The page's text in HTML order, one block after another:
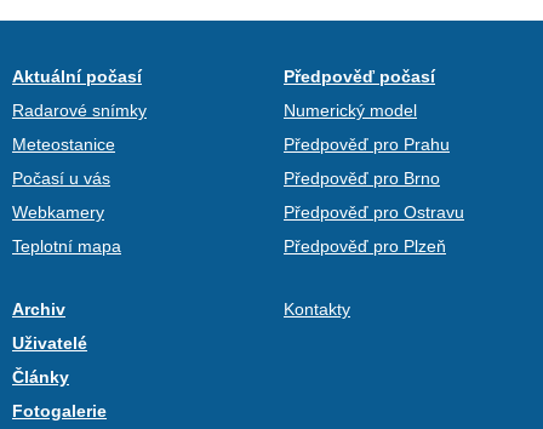
Aktuální počasí
Radarové snímky
Meteostanice
Počasí u vás
Webkamery
Teplotní mapa
Předpověď počasí
Numerický model
Předpověď pro Prahu
Předpověď pro Brno
Předpověď pro Ostravu
Předpověď pro Plzeň
Archiv
Uživatelé
Články
Fotogalerie
Kontakty